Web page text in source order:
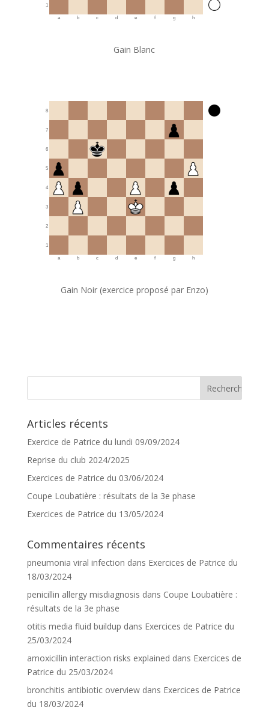
1
a b c d e f g h
Gain Blanc
1
2
3
4
5
6
7
8
a b c d e f g h
Gain Noir (exercice proposé par Enzo)
Articles récents
Exercice de Patrice du lundi 09/09/2024
Reprise du club 2024/2025
Exercices de Patrice du 03/06/2024
Coupe Loubatière : résultats de la 3e phase
Exercices de Patrice du 13/05/2024
Commentaires récents
pneumonia viral infection dans Exercices de Patrice du
18/03/2024
penicillin allergy misdiagnosis dans Coupe Loubatière :
résultats de la 3e phase
otitis media fluid buildup dans Exercices de Patrice du
25/03/2024
amoxicillin interaction risks explained dans Exercices de
Patrice du 25/03/2024
bronchitis antibiotic overviewdans Exercices de Patrice
du 18/03/2024